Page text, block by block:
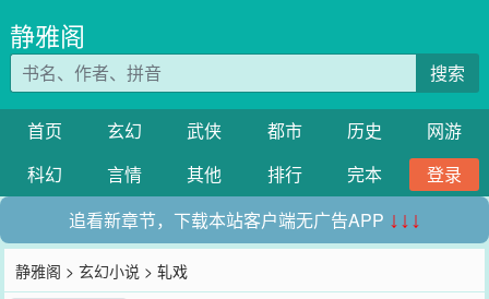
静雅阁
搜索
首页 玄幻 武侠 都市 历史
网游
科幻
言情 其他 排行 完本
登录
追看新章节，下载本站客户端无广告APP ↓↓↓
静雅阁 >玄幻小说 > 轧戏